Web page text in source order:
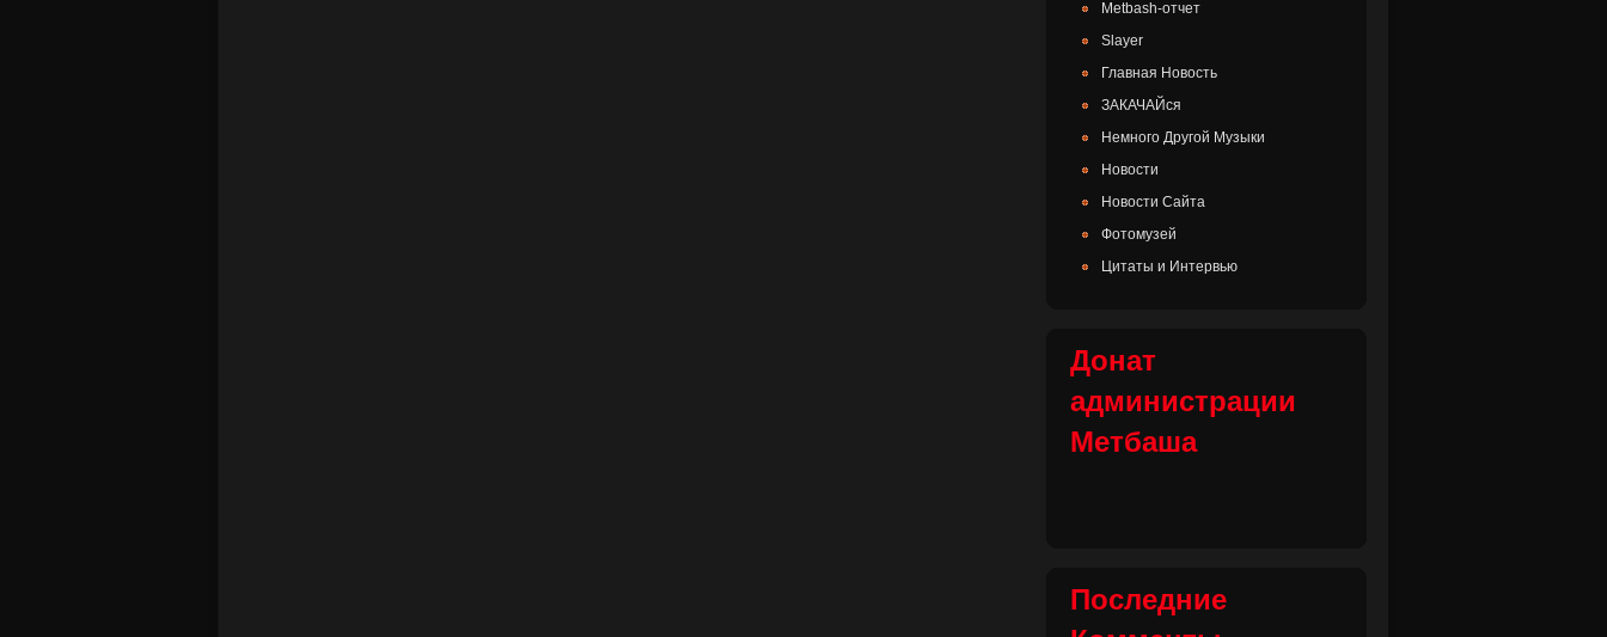
Metbash-отчет
Slayer
Главная Новость
ЗАКАЧАЙся
Немного Другой Музыки
Новости
Новости Сайта
Фотомузей
Цитаты и Интервью
Донат
администрации
Метбаша
Последние